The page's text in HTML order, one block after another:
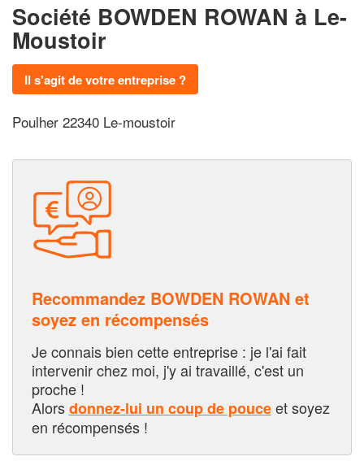
Société BOWDEN ROWAN à Le-
Moustoir
Il s'agit de votre entreprise ?
Poulher 22340 Le-moustoir
Recommandez BOWDEN ROWAN et
soyez en récompensés
Je connais bien cette entreprise : je l'ai fait
intervenir chez moi, j'y ai travaillé, c'est un
proche !
Alorsdonnez-lui un coup de pouceet soyez
en récompensés !